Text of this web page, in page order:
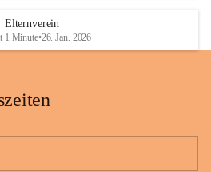
Elternverein
1 Minute•26. Jan. 2026